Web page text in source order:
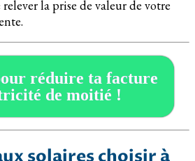
la prise de valeur de votre
réduire ta facture
de moitié !
solaires choisir à